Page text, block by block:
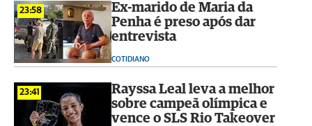
23:58
Ex-marido de Maria da
Penha é preso após dar
entrevista
COTIDIANO
23:41
Rayssa Leal leva a melhor
sobre campeã olímpica e
vence o SLS Rio Takeover